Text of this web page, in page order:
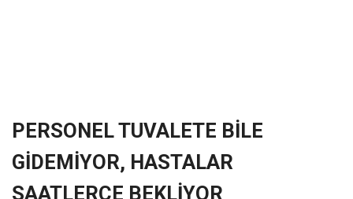
PERSONEL TUVALETE BİLE
GİDEMİYOR, HASTALAR
SAATLERCE BEKLİYOR